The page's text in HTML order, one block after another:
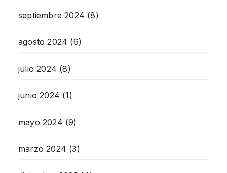
septiembre 2024 (8)
agosto 2024 (6)
julio 2024 (8)
junio 2024 (1)
mayo 2024 (9)
marzo 2024 (3)